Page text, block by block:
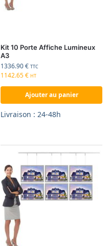
Kit 10 Porte Affiche Lumineux
A3
1336.90€ TTC
1142.65€ HT
Ajouter au panier
Livraison : 24-48h